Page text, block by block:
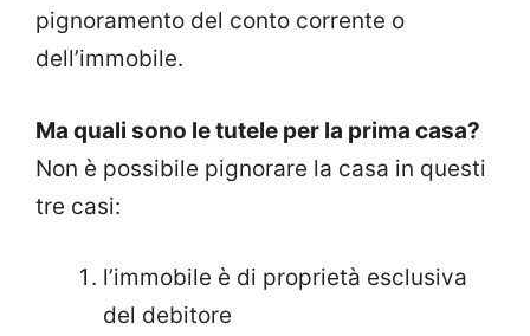
pignoramento del conto corrente o
dell’immobile.
Ma quali sono le tutele per la prima casa?
Non è possibile pignorare la casa in questi
tre casi:
l’immobile è di proprietà esclusiva
del debitore